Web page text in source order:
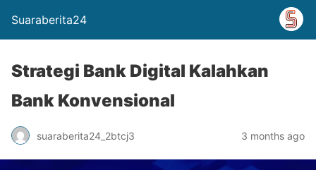
Suaraberita24
Strategi Bank Digital Kalahkan
Bank Konvensional
suaraberita24_2btcj3 3 months ago